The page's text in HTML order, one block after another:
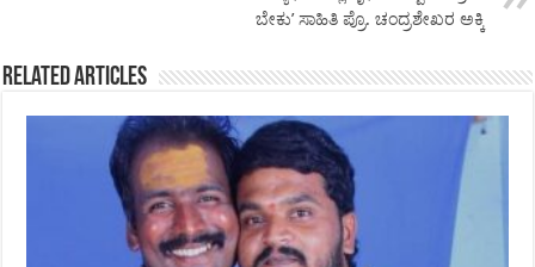
ಬೇಕು’ ಸಾಹಿತಿ ಪ್ರೊ. ಚಂದ್ರಶೇಖರ ಅಕ್ಕಿ
Related Articles